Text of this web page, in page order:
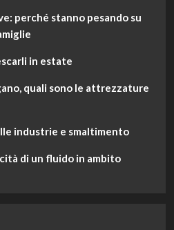
perché stanno pesando su
in estate
quali sono le attrezzature
industrie e smaltimento
di un fluido in ambito